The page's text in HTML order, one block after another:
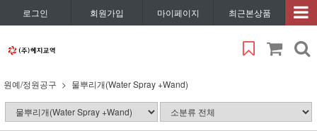
로그인 회원가입 마이페이지 최근본상품
원예/정원공구 물뿌리개(Water Spray +Wand)